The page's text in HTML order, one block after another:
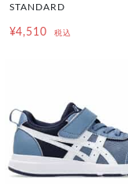
STANDARD
¥4,510 税込